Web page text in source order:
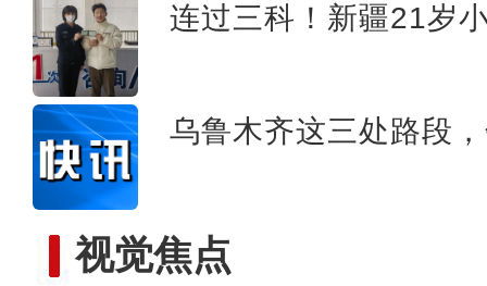
连过三科！新疆21岁
乌鲁木齐这三处路段
视觉焦点新疆巴楚县“春探古道”白